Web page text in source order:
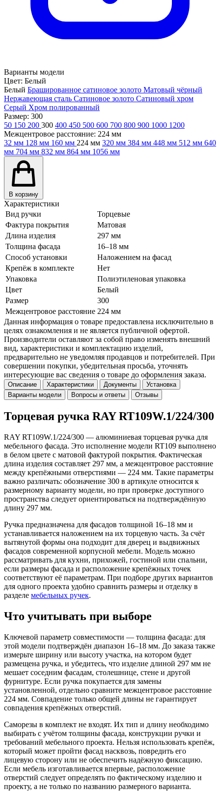
Варианты модели
Цвет: Белый
Белый Брашированное сатиновое золото Матовый чёрный
Нержавеющая сталь Сатиновое золото Сатиновый хром
Серый Хром полированный
Размер: 300
50 150 200 300 400 450 500 600 700 800 900 1000 1200
Межцентровое расстояние: 224 мм
32 мм 128 мм 160 мм 224 мм 320 мм 384 мм 448 мм 512 мм 640
мм 704 мм 832 мм 864 мм 1056 мм
В корзину
Характеристики
Вид ручки
Торцевые
Фактура покрытия
Матовая
Длина изделия
297 мм
Толщина фасада
16–18 мм
Способ установки
Наложением на фасад
Крепёж в комплекте
Нет
Упаковка
Полиэтиленовая упаковка
Цвет
Белый
Размер
300
Межцентровое расстояние 224 мм
Данная информация о товаре предоставлена исключительно в
целях ознакомления и не является публичной офертой.
Производители оставляют за собой право изменять внешний
вид, характеристики и комплектацию изделий,
предварительно не уведомляя продавцов и потребителей. При
совершении покупки, убедительная просьба, уточнять
интересующие вас сведения о товаре до оформления заказа.
Описание Характеристики Документы
Установка
Варианты модели
Вопросы и ответы Отзывы
Торцевая ручка RAY RT109W.1/224/300
RAY RT109W.1/224/300 — алюминиевая торцевая ручка для
мебельного фасада. Это исполнение модели RT109 выполнено
в белом цвете с матовой фактурой покрытия. Фактическая
длина изделия составляет 297 мм, а межцентровое расстояние
между крепёжными отверстиями — 224 мм. Такие параметры
важно различать: обозначение 300 в артикуле относится к
размерному варианту модели, но при проверке доступного
пространства следует ориентироваться на подтверждённую
длину 297 мм.
Ручка предназначена для фасадов толщиной 16–18 мм и
устанавливается наложением на их торцевую часть. За счёт
вытянутой формы она подходит для дверец и выдвижных
фасадов современной корпусной мебели. Модель можно
рассматривать для кухни, прихожей, гостиной или спальни,
если размеры фасада и расположение крепёжных точек
соответствуют её параметрам. При подборе других вариантов
для одного проекта удобно сравнить размеры и отделку в
разделе мебельных ручек.
Что учитывать при выборе
Ключевой параметр совместимости — толщина фасада: для
этой модели подтверждён диапазон 16–18 мм. До заказа также
измерьте ширину или высоту участка, на котором будет
размещена ручка, и убедитесь, что изделие длиной 297 мм не
мешает соседним фасадам, столешнице, стене и другой
фурнитуре. Если ручка покупается для замены
установленной, отдельно сравните межцентровое расстояние
224 мм. Совпадение только общей длины не гарантирует
совпадения крепёжных отверстий.
Саморезы в комплект не входят. Их тип и длину необходимо
выбирать с учётом толщины фасада, конструкции ручки и
требований мебельного проекта. Нельзя использовать крепёж,
который может пройти фасад насквозь, повредить его
лицевую сторону или не обеспечить надёжную фиксацию.
Если мебель изготавливается впервые, расположение
отверстий следует определять по фактическому изделию и
проекту, а не только по названию размерного варианта.